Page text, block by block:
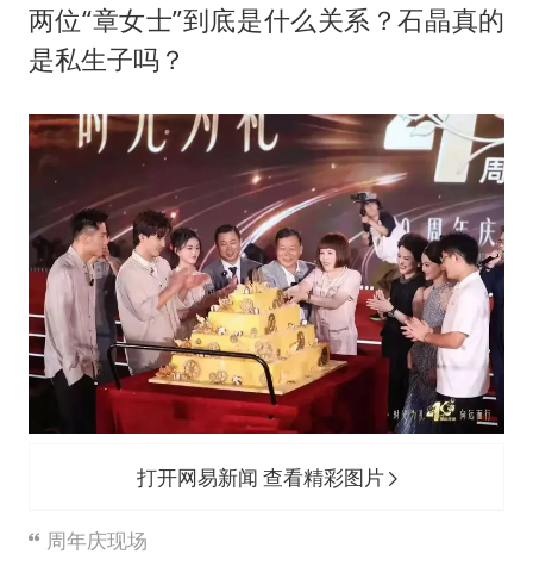
两位“章女士”到底是什么关系？石晶真的
是私生子吗？
打开网易新闻 查看精彩图片
周年庆现场